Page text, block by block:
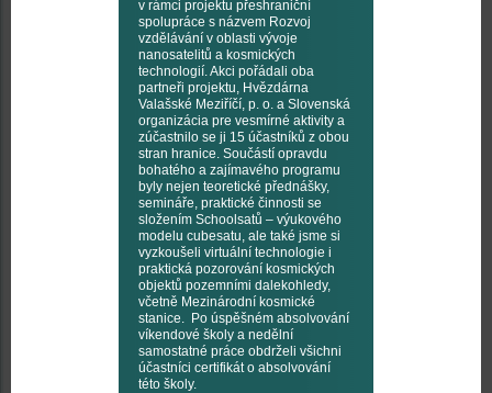
v rámci projektu přeshraniční
spolupráce s názvem Rozvoj
vzdělávání v oblasti vývoje
nanosatelitů a kosmických
technologií. Akci pořádali oba
partneři projektu, Hvězdárna
Valašské Meziříčí, p. o. a Slovenská
organizácia pre vesmírné aktivity a
zúčastnilo se ji 15 účastníků z obou
stran hranice. Součástí opravdu
bohatého a zajímavého programu
byly nejen teoretické přednášky,
semináře, praktické činnosti se
složením Schoolsatů – výukového
modelu cubesatu, ale také jsme si
vyzkoušeli virtuální technologie i
praktická pozorování kosmických
objektů pozemními dalekohledy,
včetně Mezinárodní kosmické
stanice. Po úspěšném absolvování
víkendové školy a nedělní
samostatné práce obdrželi všichni
účastníci certifikát o absolvování
této školy.